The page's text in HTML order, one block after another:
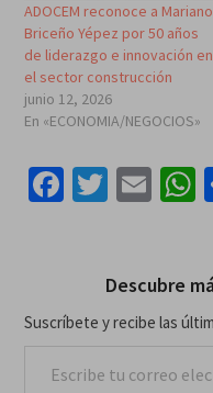
ADOCEM reconoce a Mariano
Briceño Yépez por 50 años
de liderazgo e innovación en
el sector construcción
junio 12, 2026
En «ECONOMIA/NEGOCIOS»
Facebook
Twitter
Descubre
Suscríbete y recibe las